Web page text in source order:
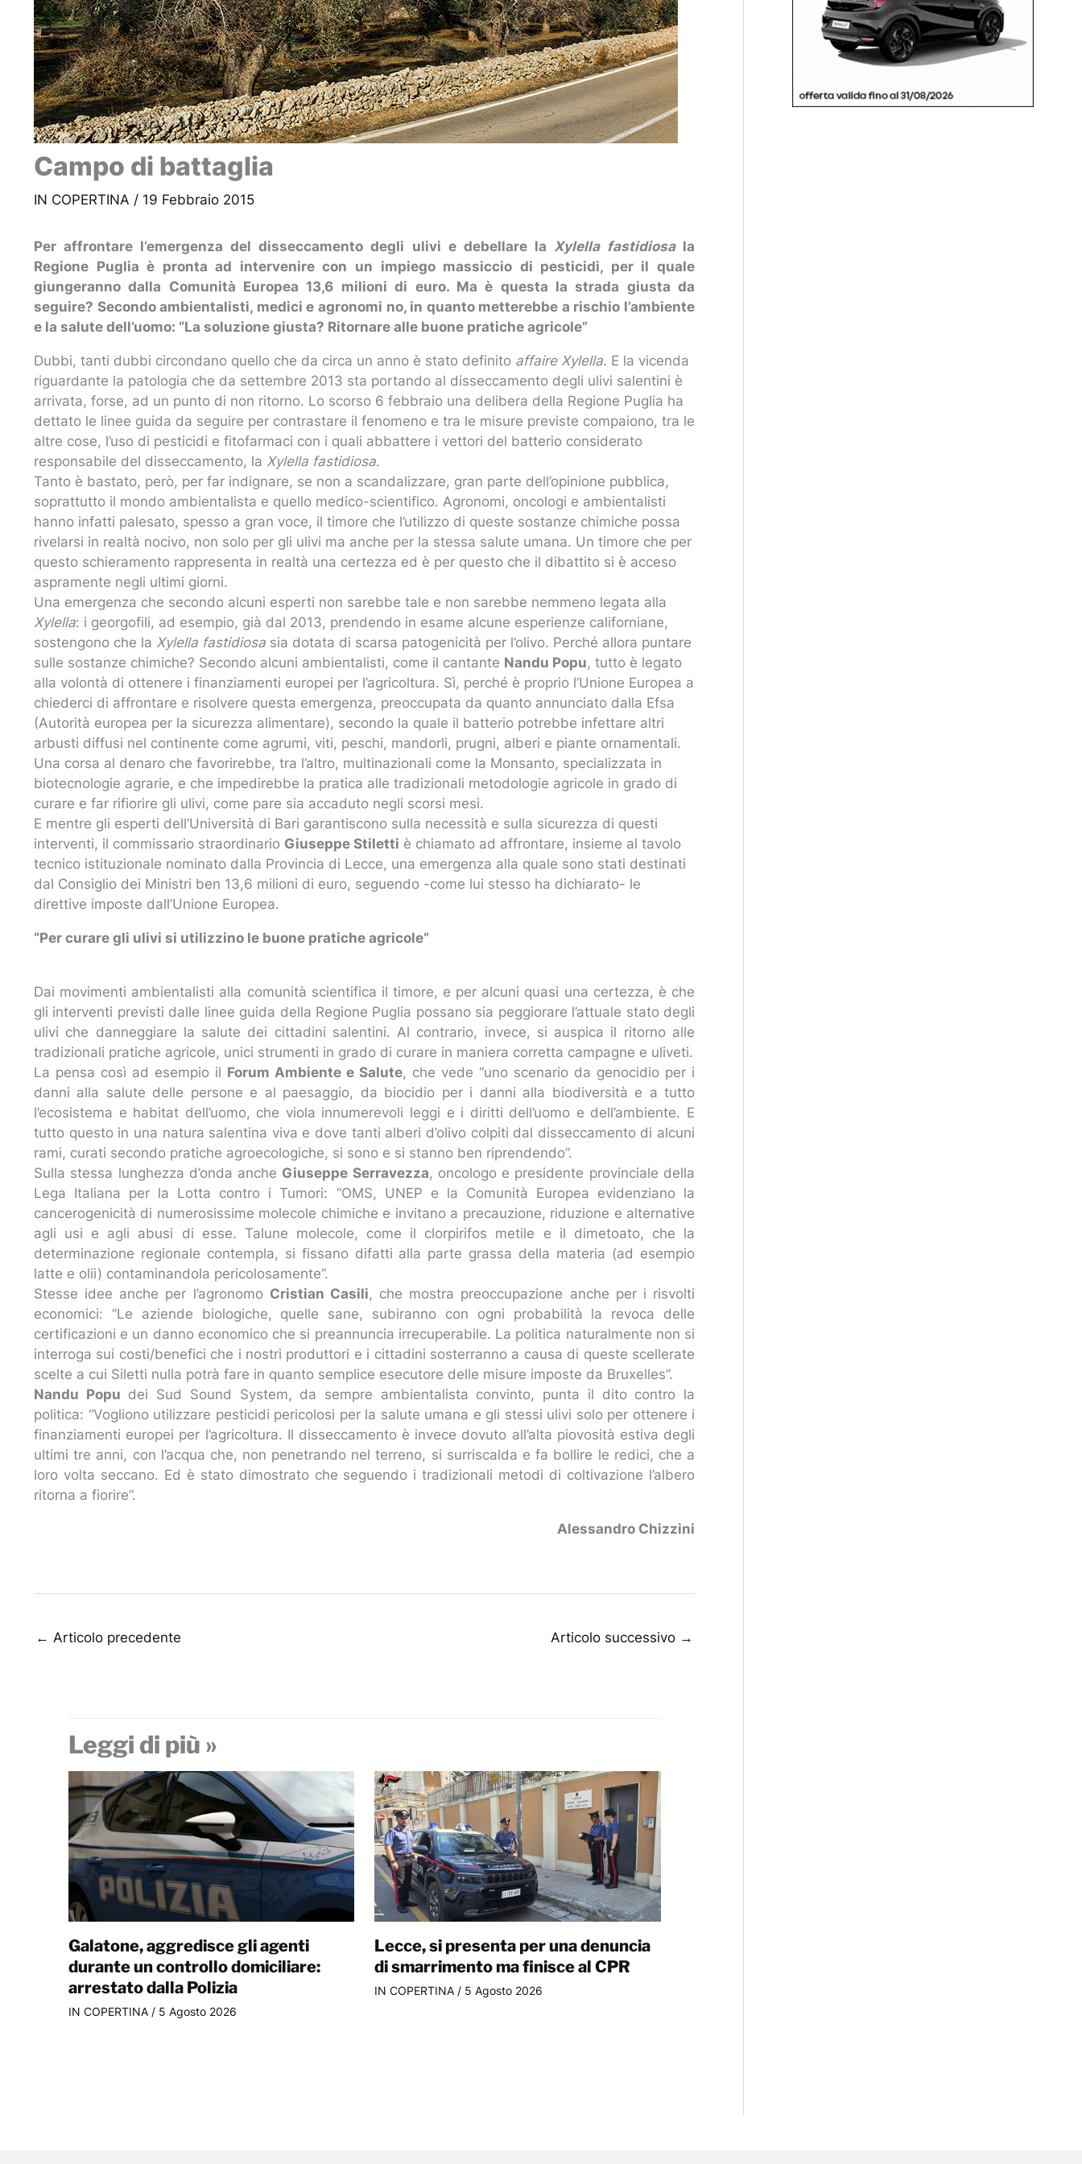
Campo di battaglia
IN COPERTINA / 19 Febbraio 2015
Per affrontare l’emergenza del disseccamento degli ulivi e debellare la Xylella fastidiosala
Regione Puglia è pronta ad intervenire con un impiego massiccio di pesticidi, per il quale
giungeranno dalla Comunità Europea 13,6 milioni di euro. Ma è questa la strada giusta da
seguire? Secondo ambientalisti, medici e agronomi no, in quanto metterebbe a rischio l’ambiente
e la salute dell’uomo: “La soluzione giusta? Ritornare alle buone pratiche agricole”
Dubbi, tanti dubbi circondano quello che da circa un anno è stato definito affaire Xylella. E la vicenda
riguardante la patologia che da settembre 2013 sta portando al disseccamento degli ulivi salentini è
arrivata, forse, ad un punto di non ritorno. Lo scorso 6 febbraio una delibera della Regione Puglia ha
dettato le linee guida da seguire per contrastare il fenomeno e tra le misure previste compaiono, tra le
altre cose, l’uso di pesticidi e fitofarmaci con i quali abbattere i vettori del batterio considerato
responsabile del disseccamento, la Xylella fastidiosa.
Tanto è bastato, però, per far indignare, se non a scandalizzare, gran parte dell’opinione pubblica,
soprattutto il mondo ambientalista e quello medico-scientifico. Agronomi, oncologi e ambientalisti
hanno infatti palesato, spesso a gran voce, il timore che l’utilizzo di queste sostanze chimiche possa
rivelarsi in realtà nocivo, non solo per gli ulivi ma anche per la stessa salute umana. Un timore che per
questo schieramento rappresenta in realtà una certezza ed è per questo che il dibattito si è acceso
aspramente negli ultimi giorni.
Una emergenza che secondo alcuni esperti non sarebbe tale e non sarebbe nemmeno legata alla
Xylella: i georgofili, ad esempio, già dal 2013, prendendo in esame alcune esperienze californiane,
sostengono che la Xylella fastidiosa sia dotata di scarsa patogenicità per l’olivo. Perché allora puntare
sulle sostanze chimiche? Secondo alcuni ambientalisti, come il cantante Nandu Popu, tutto è legato
alla volontà di ottenere i finanziamenti europei per l’agricoltura. Sì, perché è proprio l’Unione Europea a
chiederci di affrontare e risolvere questa emergenza, preoccupata da quanto annunciato dalla Efsa
(Autorità europea per la sicurezza alimentare), secondo la quale il batterio potrebbe infettare altri
arbusti diffusi nel continente come agrumi, viti, peschi, mandorli, prugni, alberi e piante ornamentali.
Una corsa al denaro che favorirebbe, tra l’altro, multinazionali come la Monsanto, specializzata in
biotecnologie agrarie, e che impedirebbe la pratica alle tradizionali metodologie agricole in grado di
curare e far rifiorire gli ulivi, come pare sia accaduto negli scorsi mesi.
E mentre gli esperti dell’Università di Bari garantiscono sulla necessità e sulla sicurezza di questi
interventi, il commissario straordinario Giuseppe Stiletti è chiamato ad affrontare, insieme al tavolo
tecnico istituzionale nominato dalla Provincia di Lecce, una emergenza alla quale sono stati destinati
dal Consiglio dei Ministri ben 13,6 milioni di euro, seguendo -come lui stesso ha dichiarato- le
direttive imposte dall’Unione Europea.
“Per curare gli ulivi si utilizzino le buone pratiche agricole”
Dai movimenti ambientalisti alla comunità scientifica il timore, e per alcuni quasi una certezza, è che
gli interventi previsti dalle linee guida della Regione Puglia possano sia peggiorare l’attuale stato degli
ulivi che danneggiare la salute dei cittadini salentini. Al contrario, invece, si auspica il ritorno alle
tradizionali pratiche agricole, unici strumenti in grado di curare in maniera corretta campagne e uliveti.
La pensa così ad esempio il Forum Ambiente e Salute, che vede “uno scenario da genocidio per i
danni alla salute delle persone e al paesaggio, da biocidio per i danni alla biodiversità e a tutto
l’ecosistema e habitat dell’uomo, che viola innumerevoli leggi e i diritti dell’uomo e dell’ambiente. E
tutto questo in una natura salentina viva e dove tanti alberi d’olivo colpiti dal disseccamento di alcuni
rami, curati secondo pratiche agroecologiche, si sono e si stanno ben riprendendo”.
Sulla stessa lunghezza d’onda anche Giuseppe Serravezza, oncologo e presidente provinciale della
Lega Italiana per la Lotta contro i Tumori: “OMS, UNEP e la Comunità Europea evidenziano la
cancerogenicità di numerosissime molecole chimiche e invitano a precauzione, riduzione e alternative
agli usi e agli abusi di esse. Talune molecole, come il clorpirifos metile e il dimetoato, che la
determinazione regionale contempla, si fissano difatti alla parte grassa della materia (ad esempio
latte e olii) contaminandola pericolosamente”.
Stesse idee anche per l’agronomo Cristian Casili, che mostra preoccupazione anche per i risvolti
economici: “Le aziende biologiche, quelle sane, subiranno con ogni probabilità la revoca delle
certificazioni e un danno economico che si preannuncia irrecuperabile. La politica naturalmente non si
interroga sui costi/benefici che i nostri produttori e i cittadini sosterranno a causa di queste scellerate
scelte a cui Siletti nulla potrà fare in quanto semplice esecutore delle misure imposte da Bruxelles”.
Nandu Popu dei Sud Sound System, da sempre ambientalista convinto, punta il dito contro la
politica: “Vogliono utilizzare pesticidi pericolosi per la salute umana e gli stessi ulivi solo per ottenere i
finanziamenti europei per l’agricoltura. Il disseccamento è invece dovuto all’alta piovosità estiva degli
ultimi tre anni, con l’acqua che, non penetrando nel terreno, si surriscalda e fa bollire le redici, che a
loro volta seccano. Ed è stato dimostrato che seguendo i tradizionali metodi di coltivazione l’albero
ritorna a fiorire”.
Alessandro Chizzini
← Articolo precedente Articolo successivo →
Leggi di più »
Galatone, aggredisce gli agenti
durante un controllo domiciliare:
arrestato dalla Polizia
IN COPERTINA/ 5 Agosto 2026
Lecce, si presenta per una denuncia
di smarrimento ma finisce al CPR
IN COPERTINA / 5 Agosto 2026